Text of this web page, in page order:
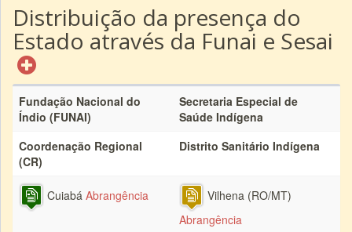
Distribuição da presença do
Estado através da Funai e Sesai
Fundação Nacional do
Índio (FUNAI)
Secretaria Especial de
Saúde Indígena
Coordenação Regional
(CR)
Distrito Sanitário Indígena
Cuiabá Abrangência
Vilhena (RO/MT)
Abrangência